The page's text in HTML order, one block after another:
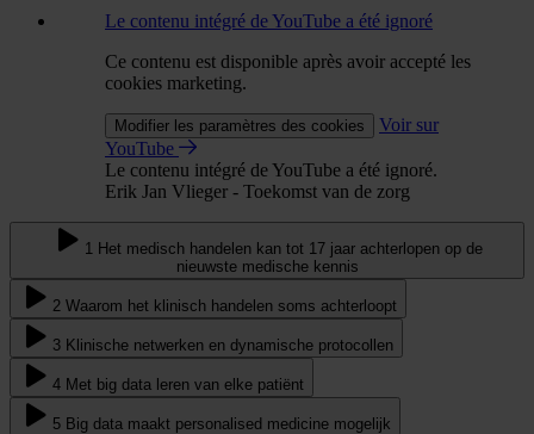
Le contenu intégré de YouTube a été ignoré
Ce contenu est disponible après avoir accepté les
cookies marketing.
Modifier les paramètres des cookies
Voir sur
YouTube
Le contenu intégré de YouTube a été ignoré.
Erik Jan Vlieger - Toekomst van de zorg
1 Het medisch handelen kan tot 17 jaar achterlopen op de
nieuwste medische kennis
2 Waarom het klinisch handelen soms achterloopt
3 Klinische netwerken en dynamische protocollen
4 Met big data leren van elke patiënt
5 Big data maakt personalised medicine mogelijk